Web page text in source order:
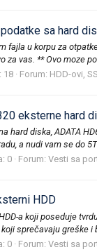
sa hard
fajla u korpu za
vas. ** Ovo moze
18 Forum: HDD-ovi,
eksterne hard
hard diska, ADATA
a nudi vam se do
0 Forum: Vesti sa
HDD
a koji poseduje
sprečavaju greške i
0 Forum: Vesti sa